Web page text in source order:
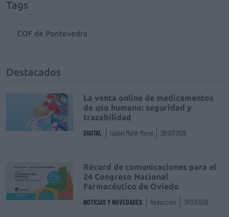
Tags
COF de Pontevedra
Destacados
La venta online de medicamentos
de uso humano: seguridad y
trazabilidad
DIGITAL Isabel Marín Moral 28/07/2026
Récord de comunicaciones para el
24 Congreso Nacional
Farmacéutico de Oviedo
NOTICIAS Y NOVEDADES Redacción 31/07/2026